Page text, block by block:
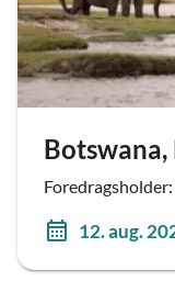
12. aug.